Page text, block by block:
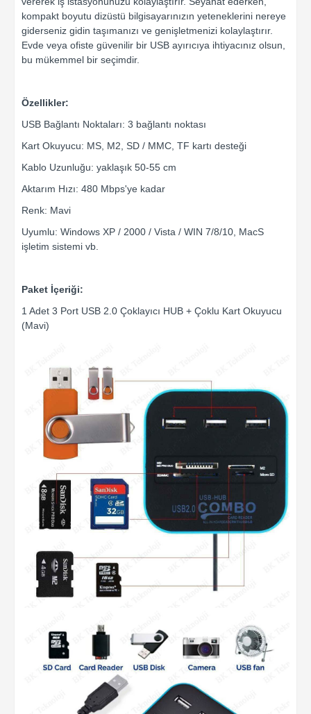
kompakt boyutu dizüstü bilgisayarınızın yeteneklerini nereye
giderseniz gidin taşımanızı ve genişletmenizi kolaylaştırır.
Evde veya ofiste güvenilir bir USB ayırıcıya ihtiyacınız olsun,
bu mükemmel bir seçimdir.
Özellikler:
USB Bağlantı Noktaları: 3 bağlantı noktası
Kart Okuyucu: MS, M2, SD / MMC, TF kartı desteği
Kablo Uzunluğu: yaklaşık 50-55 cm
Aktarım Hızı: 480 Mbps'ye kadar
Renk: Mavi
Uyumlu: Windows XP / 2000 / Vista / WIN 7/8/10, MacS
işletim sistemi vb.
Paket İçeriği:
1 Adet 3 Port USB 2.0 Çoklayıcı HUB + Çoklu Kart Okuyucu
(Mavi)